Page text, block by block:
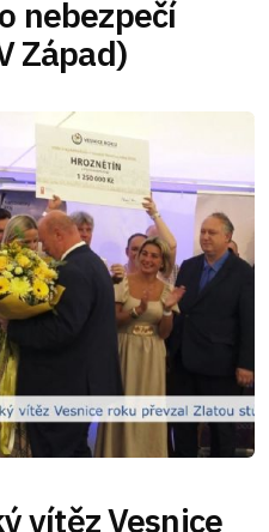
nebezpečí
Západ)
vítěz Vesnice